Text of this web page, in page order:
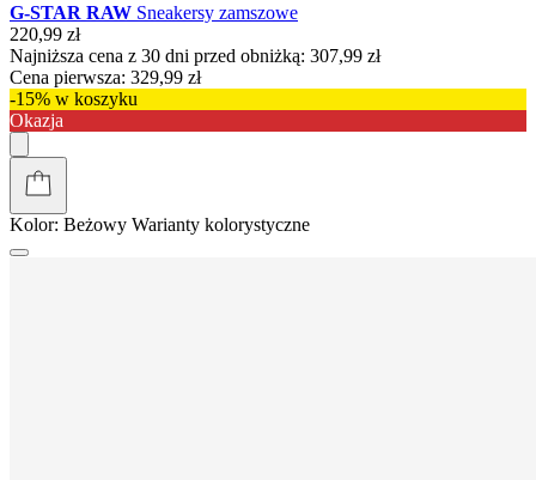
G-STAR RAW Sneakersy zamszowe
220,99 zł
Najniższa cena z 30 dni przed obniżką: 307,99 zł
Cena pierwsza: 329,99 zł
-15% w koszyku
Okazja
Kolor: Beżowy Warianty kolorystyczne